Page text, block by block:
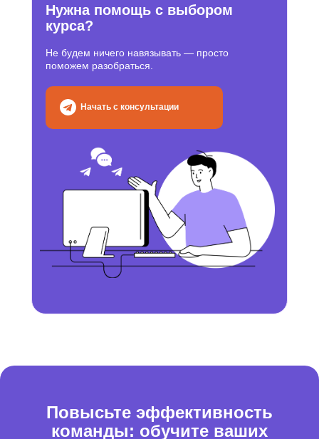
Нужна помощь с выбором
курса?
Не будем ничего навязывать — просто
поможем разобраться.
Начать с консультации
Повысьте эффективность
команды: обучите ваших